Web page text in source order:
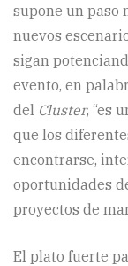
supone un paso
nuevos
sigan
evento, en
del Cluster, “es
que los
encontrarse,
oportunidades
proyectos de
El plato fuerte